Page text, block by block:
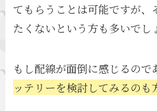
てもらうことは可能ですが、
たくないという方も多いでし
もし配線が面倒に感じるので
ッテリーを検討してみるのも